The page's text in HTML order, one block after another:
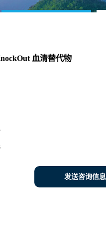
血清替代物
发送咨询信息